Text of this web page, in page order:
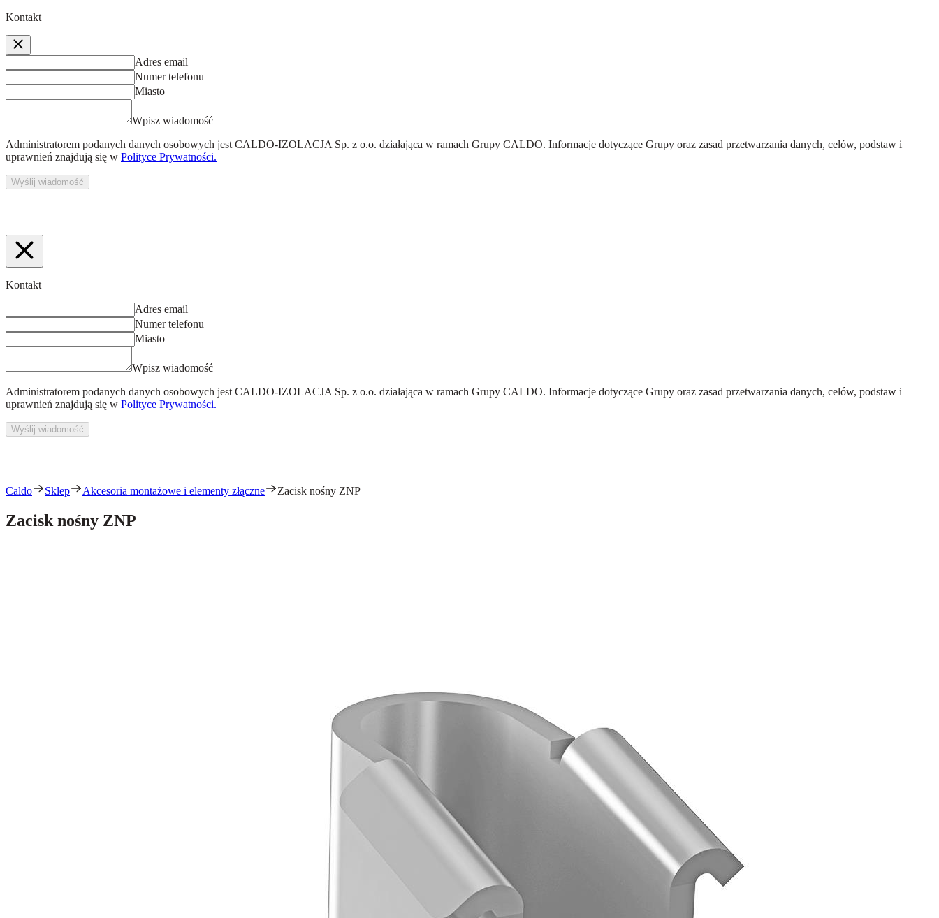
Kontakt
Adres email
Numer telefonu
Miasto
Wpisz wiadomość
Administratorem podanych danych osobowych jest CALDO-IZOLACJA Sp. z o.o. działająca w ramach Grupy CALDO. Informacje dotyczące Grupy oraz zasad przetwarzania danych, celów, podstaw i
uprawnień znajdują się w Polityce Prywatności.
Wyślij wiadomość
Kontakt
Adres email
Numer telefonu
Miasto
Wpisz wiadomość
Administratorem podanych danych osobowych jest CALDO-IZOLACJA Sp. z o.o. działająca w ramach Grupy CALDO. Informacje dotyczące Grupy oraz zasad przetwarzania danych, celów, podstaw i
uprawnień znajdują się w Polityce Prywatności.
Wyślij wiadomość
Caldo Sklep Akcesoria montażowe i elementy złączne Zacisk nośny ZNP
Zacisk nośny ZNP